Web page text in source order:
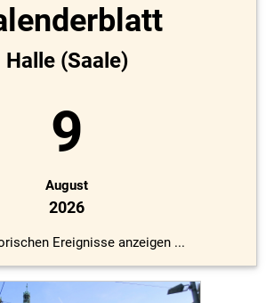
Halle (Saale)
9
August
2026
Ereignisse anzeigen ...